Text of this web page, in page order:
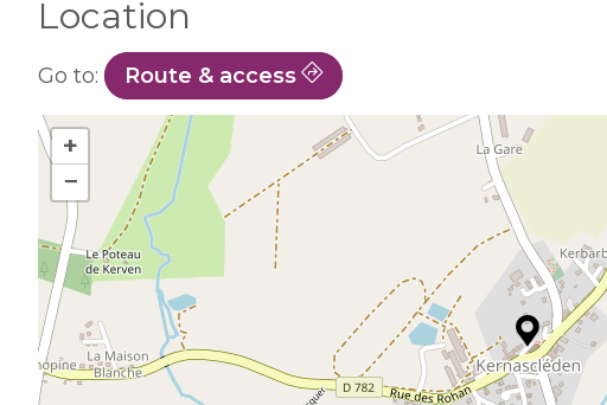
Location
Go to: Route & access
+
−